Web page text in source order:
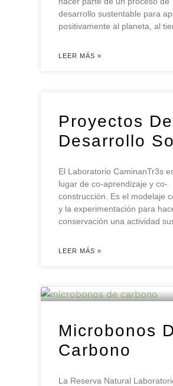
desarrollo sustentable para
positivamente al planeta, al
LEER MÁS »
Proyectos De
Desarrollo
El Laboratorio CaminanTr3s
lugar de co-aprendizaje y co-
construcción. Es el modelaje
y la experimentación para
conservación una actividad
LEER MÁS »
Microbonos
Carbono
La Reserva Natural